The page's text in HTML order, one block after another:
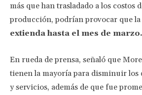
más que han trasladado a los costos
producción, podrían provocar que la
extienda hasta el mes de marzo.
En rueda de prensa, señaló que
tienen la mayoría para disminuir los
y servicios, además de que fue